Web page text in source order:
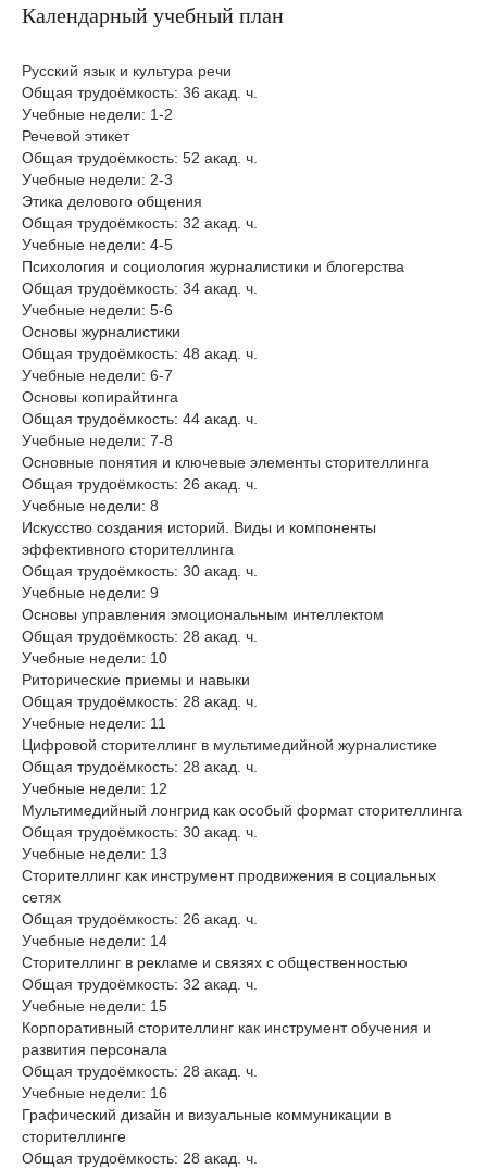
Календарный учебный план
Русский язык и культура речи
Общая трудоёмкость: 36 акад. ч.
Учебные недели: 1-2
Речевой этикет
Общая трудоёмкость: 52 акад. ч.
Учебные недели: 2-3
Этика делового общения
Общая трудоёмкость: 32 акад. ч.
Учебные недели: 4-5
Психология и социология журналистики и блогерства
Общая трудоёмкость: 34 акад. ч.
Учебные недели: 5-6
Основы журналистики
Общая трудоёмкость: 48 акад. ч.
Учебные недели: 6-7
Основы копирайтинга
Общая трудоёмкость: 44 акад. ч.
Учебные недели: 7-8
Основные понятия и ключевые элементы сторителлинга
Общая трудоёмкость: 26 акад. ч.
Учебные недели: 8
Искусство создания историй. Виды и компоненты
эффективного сторителлинга
Общая трудоёмкость: 30 акад. ч.
Учебные недели: 9
Основы управления эмоциональным интеллектом
Общая трудоёмкость: 28 акад. ч.
Учебные недели: 10
Риторические приемы и навыки
Общая трудоёмкость: 28 акад. ч.
Учебные недели: 11
Цифровой сторителлинг в мультимедийной журналистике
Общая трудоёмкость: 28 акад. ч.
Учебные недели: 12
Мультимедийный лонгрид как особый формат сторителлинга
Общая трудоёмкость: 30 акад. ч.
Учебные недели: 13
Сторителлинг как инструмент продвижения в социальных
сетях
Общая трудоёмкость: 26 акад. ч.
Учебные недели: 14
Сторителлинг в рекламе и связях с общественностью
Общая трудоёмкость: 32 акад. ч.
Учебные недели: 15
Корпоративный сторителлинг как инструмент обучения и
развития персонала
Общая трудоёмкость: 28 акад. ч.
Учебные недели: 16
Графический дизайн и визуальные коммуникации в
сторителлинге
Общая трудоёмкость: 28 акад. ч.